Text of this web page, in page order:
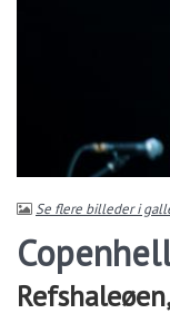
Se flere billeder i